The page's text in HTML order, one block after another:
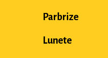
Parbrize
Lunete